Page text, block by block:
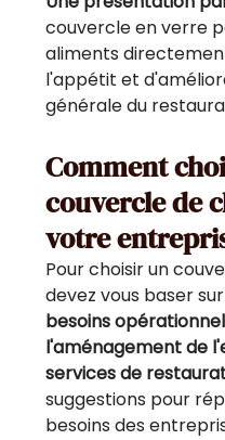
couvercle en verre
aliments
l'appétit et
générale du
Comment
couvercle de
votre
Pour choisir un
devez vous baser
besoins
l'aménagement de
services de
suggestions pour
besoins des